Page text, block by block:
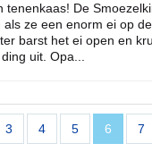
tenenkaas! De
als ze een enorm ei op
barst het ei open en
uit. Opa...
3 4 5 6 7